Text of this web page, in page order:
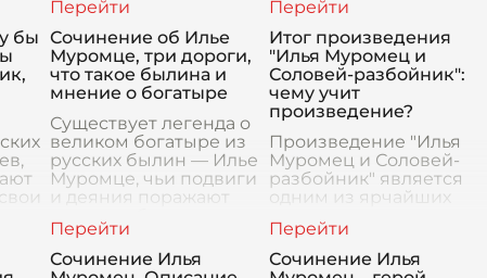
Основная часть -
Описание золотой ос
Но среди них всех
особенно выделяется
один — это Соловей-
разбойн
бы Сочинение об Илье
Муромце, три дороги,
что такое былина и
мнение о богатыре
Существует легенда о
великом богатыре из
русских былин — Илье
Муромце, чьи подвиги
и деяния поражают
стали неотъемлемой
частью русской
народной культуры. У
Итог произведения
"Илья Муромец и
Соловей-разбойник":
чему учит
произведение?
Произведение "Илья
Муромец и Соловей-
разбойник" является
одним из ярчайших
древнерусских былин,
и его уроки остаются
актуальными и в наше
Сочинение Илья
Сочинение Илья